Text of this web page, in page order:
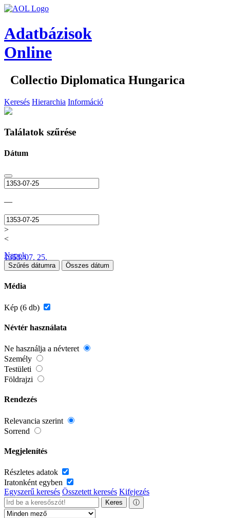
Adatbázisok
Online
Collectio Diplomatica Hungarica
Keresés Hierarchia Információ
Találatok szűrése
Dátum
—
>
<
1353. 07. 25.
Napok
Szűrés dátumra Összes dátum
Média
Kép (6 db)
Névtér használata
Ne használja a névteret
Személy
Testületi
Földrajzi
Rendezés
Relevancia szerint
Sorrend
Megjelenítés
Részletes adatok
Iratonként egyben
Egyszerű keresés Összetett keresés Kifejezés
Keres ⓘ